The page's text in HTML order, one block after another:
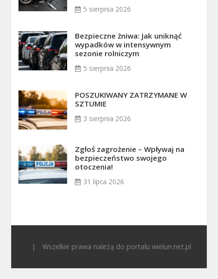
5 sierpnia 2026
Bezpieczne żniwa: Jak uniknąć
wypadków w intensywnym
sezonie rolniczym
5 sierpnia 2026
POSZUKIWANY ZATRZYMANE W
SZTUMIE
3 sierpnia 2026
Zgłoś zagrożenie – Wpływaj na
bezpieczeństwo swojego
otoczenia!
31 lipca 2026
| Wszelkie prawa należą do portalu wielun.net.pl